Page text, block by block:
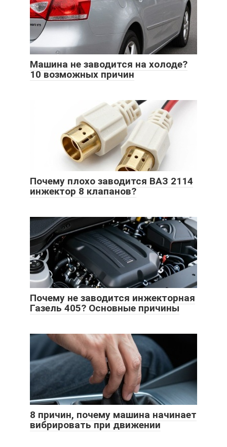
Машина не заводится на холоде?
10 возможных причин
Почему плохо заводится ВАЗ 2114
инжектор 8 клапанов?
Почему не заводится инжекторная
Газель 405? Основные причины
8 причин, почему машина начинает
вибрировать при движении